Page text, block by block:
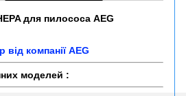
для пилососа AEG
компанії AEG
моделей :